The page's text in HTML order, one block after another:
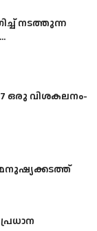
നടത്തുന്ന
ഒരു വിശകലനം-